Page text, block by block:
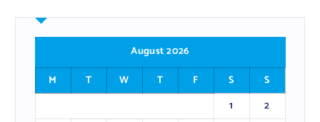
August 2026
M
T W T F S
S
1
2